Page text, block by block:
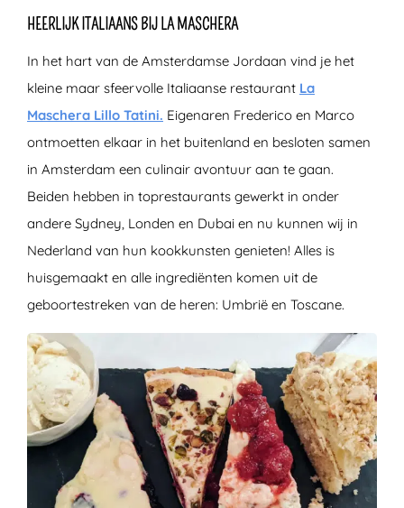
HEERLIJK ITALIAANS BIJ LA MASCHERA
In het hart van de Amsterdamse Jordaan vind je het
kleine maar sfeervolle Italiaanse restaurant La
Maschera Lillo Tatini. Eigenaren Frederico en Marco
ontmoetten elkaar in het buitenland en besloten samen
in Amsterdam een culinair avontuur aan te gaan.
Beiden hebben in toprestaurants gewerkt in onder
andere Sydney, Londen en Dubai en nu kunnen wij in
Nederland van hun kookkunsten genieten! Alles is
huisgemaakt en alle ingrediënten komen uit de
geboortestreken van de heren: Umbrië en Toscane.